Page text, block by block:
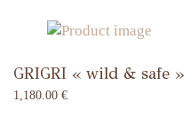
GRIGRI « wild & safe »
1,180.00 €